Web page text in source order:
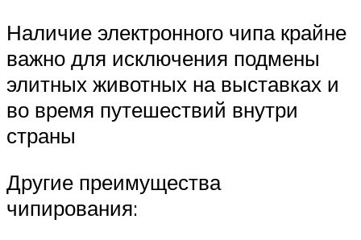
Наличие электронного чипа крайне
важно для исключения подмены
элитных животных на выставках и
во время путешествий внутри
страны
Другие преимущества
чипирования: